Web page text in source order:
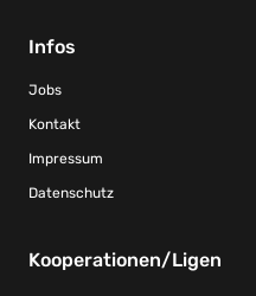
Infos
Jobs
Kontakt
Impressum
Datenschutz
Kooperationen/Ligen